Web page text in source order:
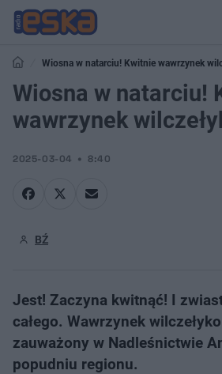
Wiosna w natarciu! Kwitnie wawrzynek
Wiosna w natarciu!
wawrzynek
2025-03-04 8:40
BŹ
Jest! Zaczyna kwitnąć! I
całego. Wawrzynek
zauważony w Nadleśnictwie
popudniu regionu.